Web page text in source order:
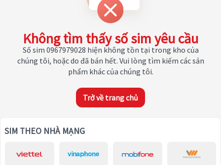
Không tìm thấy số sim yêu cầu
Số sim 0967979028 hiện không tồn tại trong kho của
chúng tôi, hoặc do đã bán hết. Vui lòng tìm kiếm các sản
phẩm khác của chúng tôi.
Trở về trang chủ
SIM THEO NHÀ MẠNG